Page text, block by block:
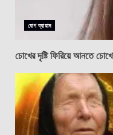
যোগ ব্যায়াম
চোখের দৃষ্টি ফিরিয়ে আনতে